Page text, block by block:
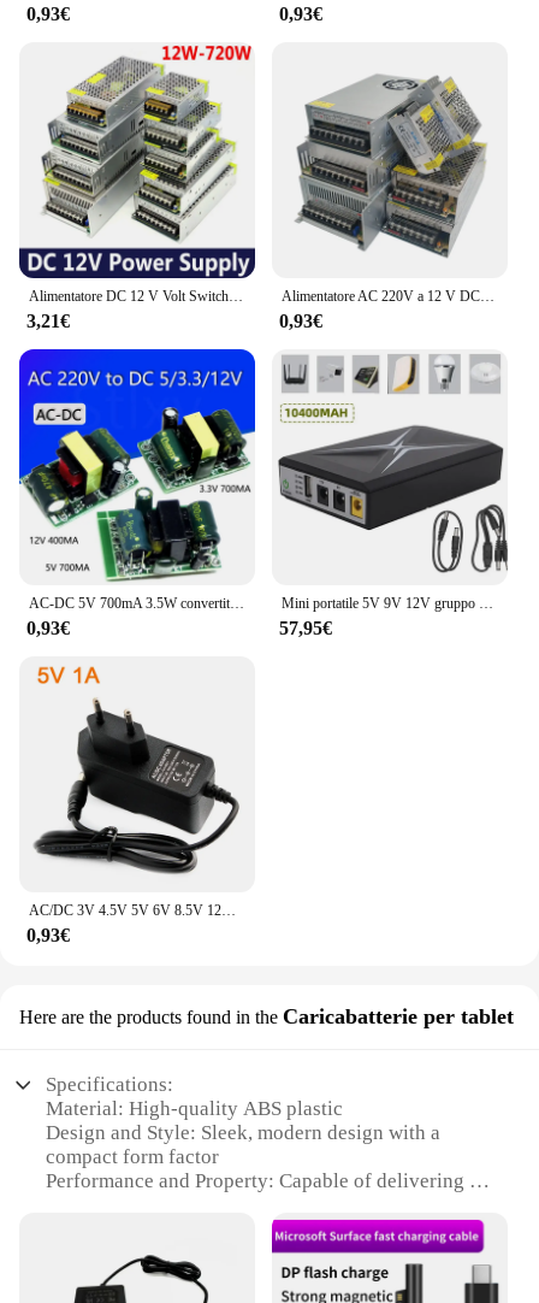
0,93€ 0,93€
Alimentatore DC 12 V Volt Switching Light 60W 120W 150W 180W 600W 1A 5A 10A 20A 30A trasformatori da 220V a 12 V per striscia Led CCTV
3,21€
Alimentatore AC 220V a 12 V DC Volt 12 V 1A 2A 3A 5A 6A 8A 10A 15A 20A 30A 40A alimentatore Switching AC DC da 220V a 12 V AC-DC
0,93€
AC-DC 5V 700mA 3.5W convertitore di precisione Buck AC 220v a 5v DC step down modulo di alimentazione del trasformatore 12V 400MA 3.3V 700MA
0,93€
Mini portatile 5V 9V 12V gruppo di continuità multiuso 10400MAH Mini UPS batteria di Backup per Router Wifi IP Camera
57,95€
AC/DC 3V 4.5V 5V 6V 8.5V 12V 13V alimentatore adattatore da 220V a 12V 1A trasformatore di illuminazione 24V 1A caricatore universale fonte SMPS
0,93€
Here are the products found in the Caricabatterie per tablet
Specifications:
Material: High-quality ABS plastic
Design and Style: Sleek, modern design with a
compact form factor
Performance and Property: Capable of delivering a
Usage and Purpose: Ideal for charging tablets and
other USB-C devices
Shape or Size or Weight or Quantity: Lightweight